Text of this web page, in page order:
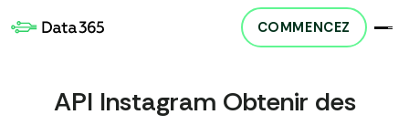
COMMENCEZ
API Instagram Obtenir des